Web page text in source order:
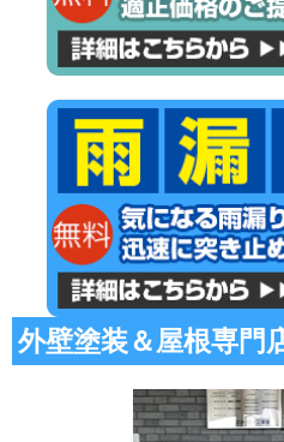
外壁塗装＆屋根専門